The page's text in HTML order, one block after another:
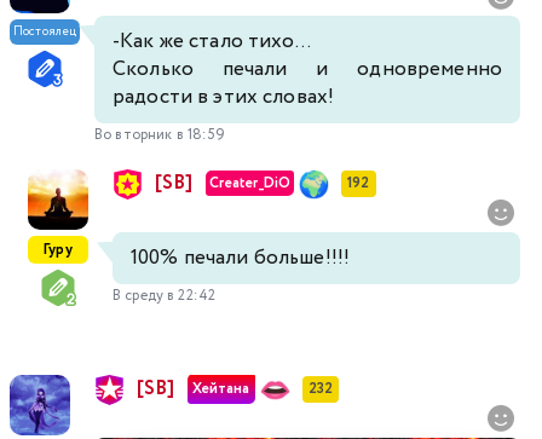
Постоялец
-Как же стало тихо...
Сколько печали и одновременно
радости в этих словах!
Во вторник в 18:59
Гуру
[SB] Creater_DiO 192
100% печали больше!!!!
В среду в 22:42
[SB] Хейтана 232